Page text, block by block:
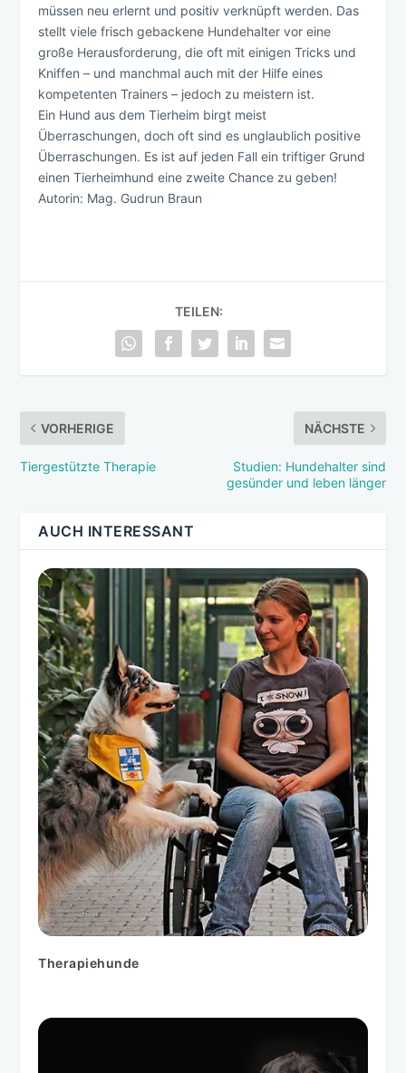
müssen neu erlernt und positiv verknüpft werden. Das
stellt viele frisch gebackene Hundehalter vor eine
große Herausforderung, die oft mit einigen Tricks und
Kniffen – und manchmal auch mit der Hilfe eines
kompetenten Trainers – jedoch zu meistern ist.
Ein Hund aus dem Tierheim birgt meist
Überraschungen, doch oft sind es unglaublich positive
Überraschungen. Es ist auf jeden Fall ein triftiger Grund
einen Tierheimhund eine zweite Chance zu geben!
Autorin: Mag. Gudrun Braun
TEILEN:
VORHERIGE
Tiergestützte Therapie
NÄCHSTE
Studien: Hundehalter sind
gesünder und leben länger
AUCH INTERESSANT
Therapiehunde